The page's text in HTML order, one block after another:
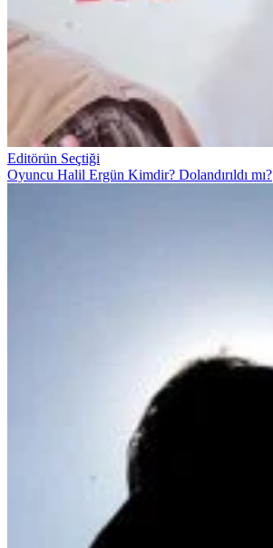
Editörün Seçtiği
Oyuncu Halil Ergün Kimdir? Dolandırıldı mı?